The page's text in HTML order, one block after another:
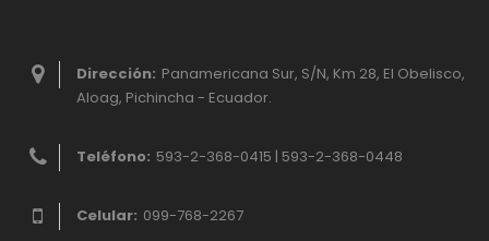
Dirección: Panamericana Sur, S/N, Km 28, El Obelisco,
Aloag, Pichincha - Ecuador.
Teléfono: 593-2-368-0415 | 593-2-368-0448
Celular: 099-768-2267